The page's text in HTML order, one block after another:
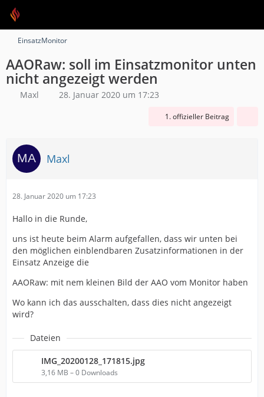
EinsatzMonitor
AAORaw: soll im Einsatzmonitor unten
nicht angezeigt werden
Maxl 28. Januar 2020 um 17:23
1. offizieller Beitrag
Maxl
28. Januar 2020 um 17:23
Hallo in die Runde,
uns ist heute beim Alarm aufgefallen, dass wir unten bei
den möglichen einblendbaren Zusatzinformationen in der
Einsatz Anzeige die
AAORaw: mit nem kleinen Bild der AAO vom Monitor haben
Wo kann ich das ausschalten, dass dies nicht angezeigt
wird?
Dateien
IMG_20200128_171815.jpg
3,16 MB – 0 Downloads